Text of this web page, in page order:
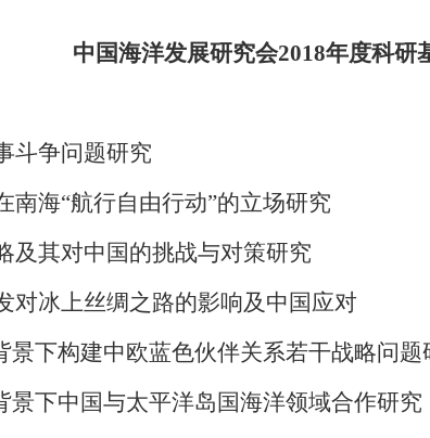
中国海洋发展研究会2018年度科研
斗争问题研究
南海“航行自由行动”的立场研究
及其对中国的挑战与对策研究
对冰上丝绸之路的影响及中国应对
景下构建中欧蓝色伙伴关系若干战略问题
景下中国与太平洋岛国海洋领域合作研究